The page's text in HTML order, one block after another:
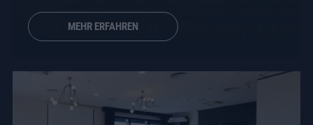
MEHR ERFAHREN